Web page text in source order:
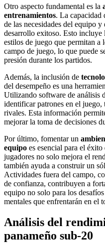
Otro aspecto fundamental es la
entrenamientos. La capacidad
de las necesidades del equipo
desarrollo exitoso. Esto incluye
estilos de juego que permitan a
campo de juego, lo que puede
presión durante los partidos.
Además, la inclusión de
del desempeño es una
Utilizando software de análisis
identificar patrones en el juego,
rivales. Esta información
mejorar la toma de decisiones
Por último, fomentar un
equipo es esencial para el
jugadores no solo mejora el
también ayuda a construir un
Actividades fuera del campo,
de confianza, contribuyen a
equipo no solo para los
mentales que enfrentarán en el
Análisis del
panameño sub-20